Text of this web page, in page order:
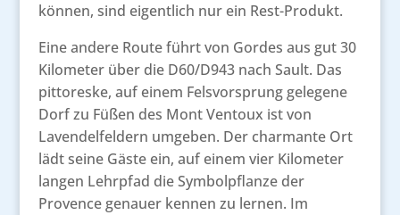
können, sind eigentlich nur ein Rest-Produkt.
Eine andere Route führt von Gordes aus gut 30
Kilometer über die D60/D943 nach Sault. Das
pittoreske, auf einem Felsvorsprung gelegene
Dorf zu Füßen des Mont Ventoux ist von
Lavendelfeldern umgeben. Der charmante Ort
lädt seine Gäste ein, auf einem vier Kilometer
langen Lehrpfad die Symbolpflanze der
Provence genauer kennen zu lernen. Im